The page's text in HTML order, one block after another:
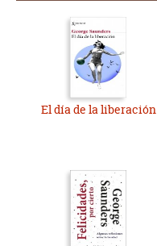
El día de la liberación